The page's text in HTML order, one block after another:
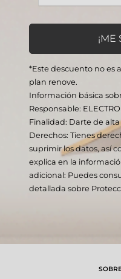
*Este descuento no es
plan renove.
Información básica
Responsable:
Finalidad: Darte de
Derechos: Tienes
suprimir los datos, así
explica en la
adicional: Puedes
detallada sobre